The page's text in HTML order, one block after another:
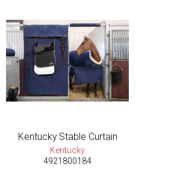
Kentucky Stable Curtain
Kentucky
4921800184